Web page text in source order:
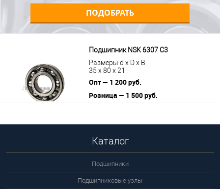
ПОДОБРАТЬ
Подшипник NSK 6307 C3
Размеры d x D x B
35 x 80 x 21
Опт — 1 200 руб.
Розница — 1 500 руб.
Каталог
Подшипники
Подшипниковые узлы